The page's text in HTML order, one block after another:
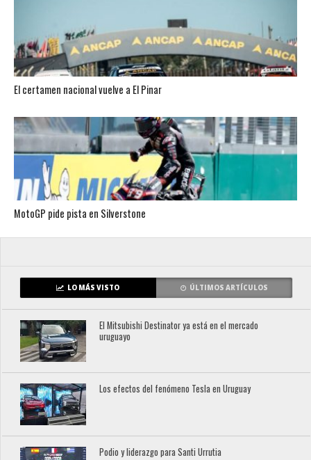
El certamen nacional vuelve a El Pinar
MotoGP pide pista en Silverstone
LO MÁS VISTO ÚLTIMOS ARTÍCULOS
El Mitsubishi Destinator ya está en el mercado
uruguayo
Los efectos del fenómeno Tesla en Uruguay
Podio y liderazgo para Santi Urrutia